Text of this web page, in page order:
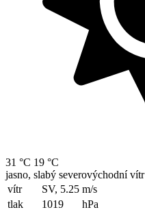
31 °C 19 °C
jasno, slabý severovýchodní vítr
vítr
SV, 5.25 m/s
tlak
1019
hPa